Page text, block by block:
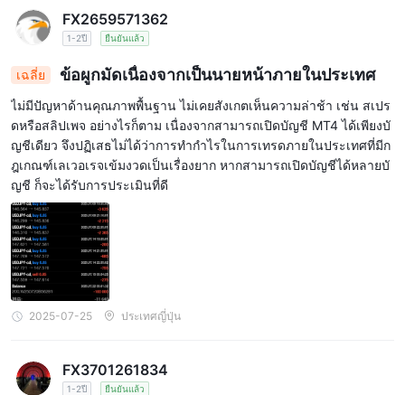
FX2659571362
1-2ปี ยืนยันแล้ว
เฉลี่ย ข้อผูกมัดเนื่องจากเป็นนายหน้าภายในประเทศ
ไม่มีปัญหาด้านคุณภาพพื้นฐาน ไม่เคยสังเกตเห็นความล่าช้า เช่น สเปร
ดหรือสลิปเพจ อย่างไรก็ตาม เนื่องจากสามารถเปิดบัญชี MT4 ได้เพียงบั
ญชีเดียว จึงปฏิเสธไม่ได้ว่าการทำกำไรในการเทรดภายในประเทศที่มีก
ฎเกณฑ์เลเวอเรจเข้มงวดเป็นเรื่องยาก หากสามารถเปิดบัญชีได้หลายบั
ญชี ก็จะได้รับการประเมินที่ดี
2025-07-25 ประเทศญี่ปุ่น
FX3701261834
1-2ปี ยืนยันแล้ว